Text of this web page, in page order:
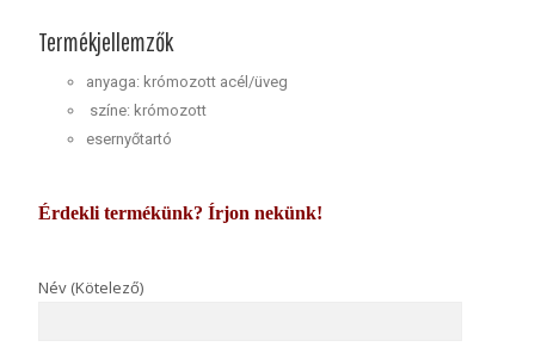
Termékjellemzők
anyaga: krómozott acél/üveg
színe: krómozott
esernyőtartó
Érdekli termékünk? Írjon nekünk!
Név (Kötelező)